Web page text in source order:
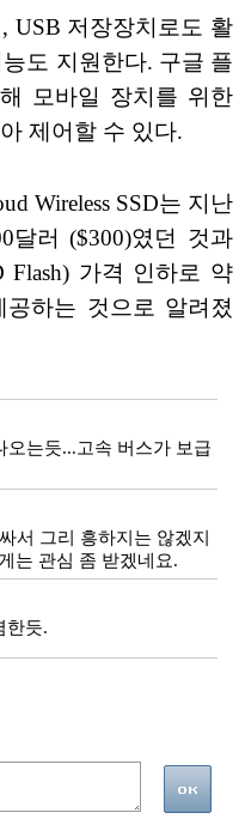
USB 저장장치로도 활
도 지원한다. 구글 플
모바일 장치를 위한
제어할 수 있다.
Wireless SSD는 지난
달러 ($300)였던 것과
가격 인하로 약
하는 것으로 알려졌
오는듯...고속 버스가 보급
서 그리 흥하지는 않겠지
는 관심 좀 받겠네요.
한듯.